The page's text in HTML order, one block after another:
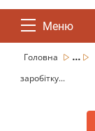
Меню
Головна ...
заробітку...